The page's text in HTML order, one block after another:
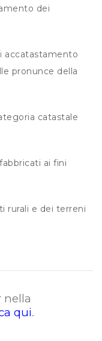
dei
accatastamento
pronunce della
catastale
ai fini
rurali e dei terreni
nella
qui.